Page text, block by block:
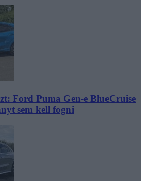
Ford Puma Gen-e BlueCruise
sem kell fogni